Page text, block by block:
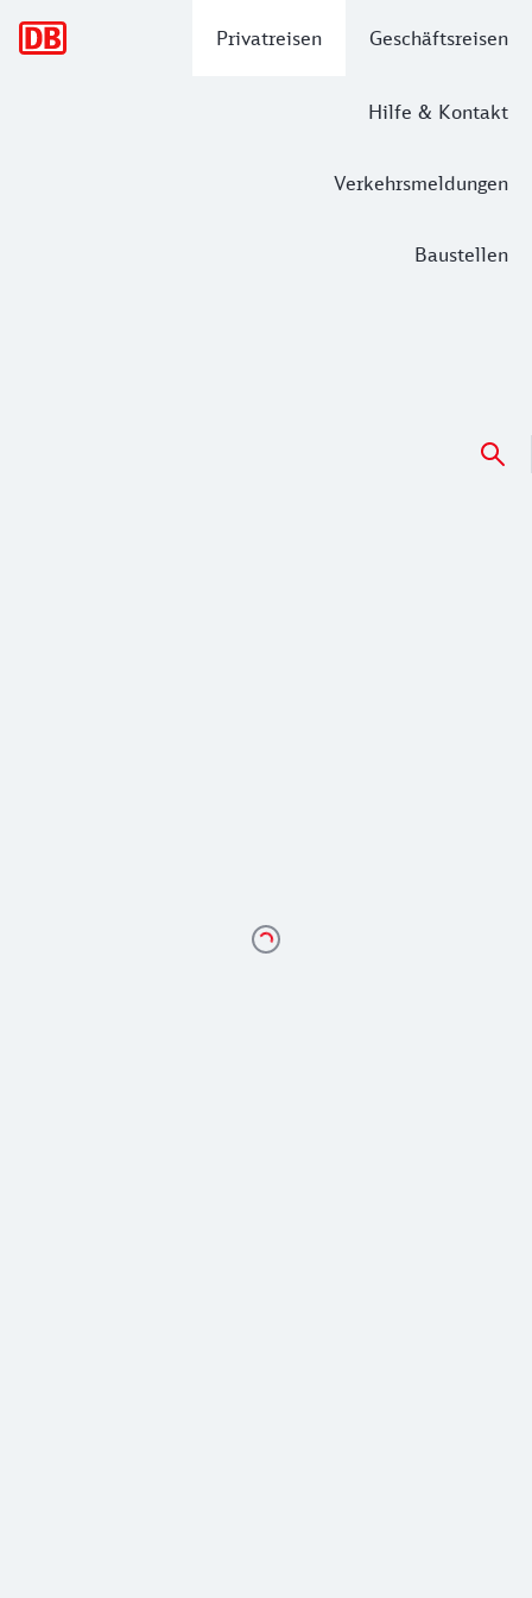
Privatreisen Geschäftsreisen
Hilfe & Kontakt
Verkehrsmeldungen
Baustellen